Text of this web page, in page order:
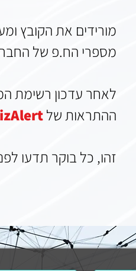
מורידים את הקובץ
מספרי הח.פ של
לאחר עדכון רשימת
ההתראות של
זהו, כל בוקר תדעו